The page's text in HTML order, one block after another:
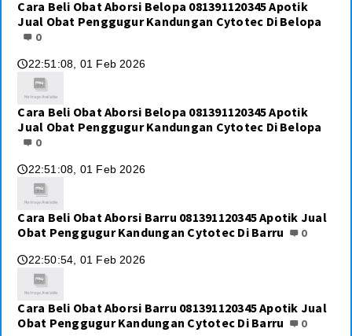
Cara Beli Obat Aborsi Belopa 081391120345 Apotik
Jual Obat Penggugur Kandungan Cytotec Di Belopa
0
🕔22:51:08, 01 Feb 2026
Cara Beli Obat Aborsi Belopa 081391120345 Apotik
Jual Obat Penggugur Kandungan Cytotec Di Belopa
0
🕔22:51:08, 01 Feb 2026
Cara Beli Obat Aborsi Barru 081391120345 Apotik Jual
Obat Penggugur Kandungan Cytotec Di Barru
0
🕔22:50:54, 01 Feb 2026
Cara Beli Obat Aborsi Barru 081391120345 Apotik Jual
Obat Penggugur Kandungan Cytotec Di Barru
0